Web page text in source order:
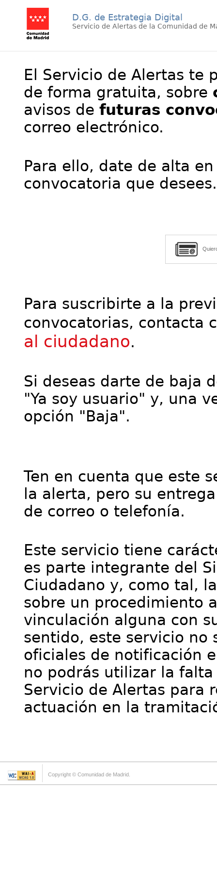
D.G. de Estrategia Digital
Servicio de Alertas de la Comunidad de
El Servicio de Alertas te
de forma gratuita, sobre
avisos de futuras
correo electrónico.
Para ello, date de alta
convocatoria que desees.
Para suscribirte a la
convocatorias, contacta
al ciudadano.
Si deseas darte de baja
"Ya soy usuario" y, una
opción "Baja".
Ten en cuenta que este
la alerta, pero su
de correo o telefonía.
Este servicio tiene
es parte integrante del
Ciudadano y, como tal,
sobre un procedimiento
vinculación alguna con
sentido, este servicio no
oficiales de notificación
no podrás utilizar la
Servicio de Alertas para
actuación en la
Copyright © Comunidad de Madrid.